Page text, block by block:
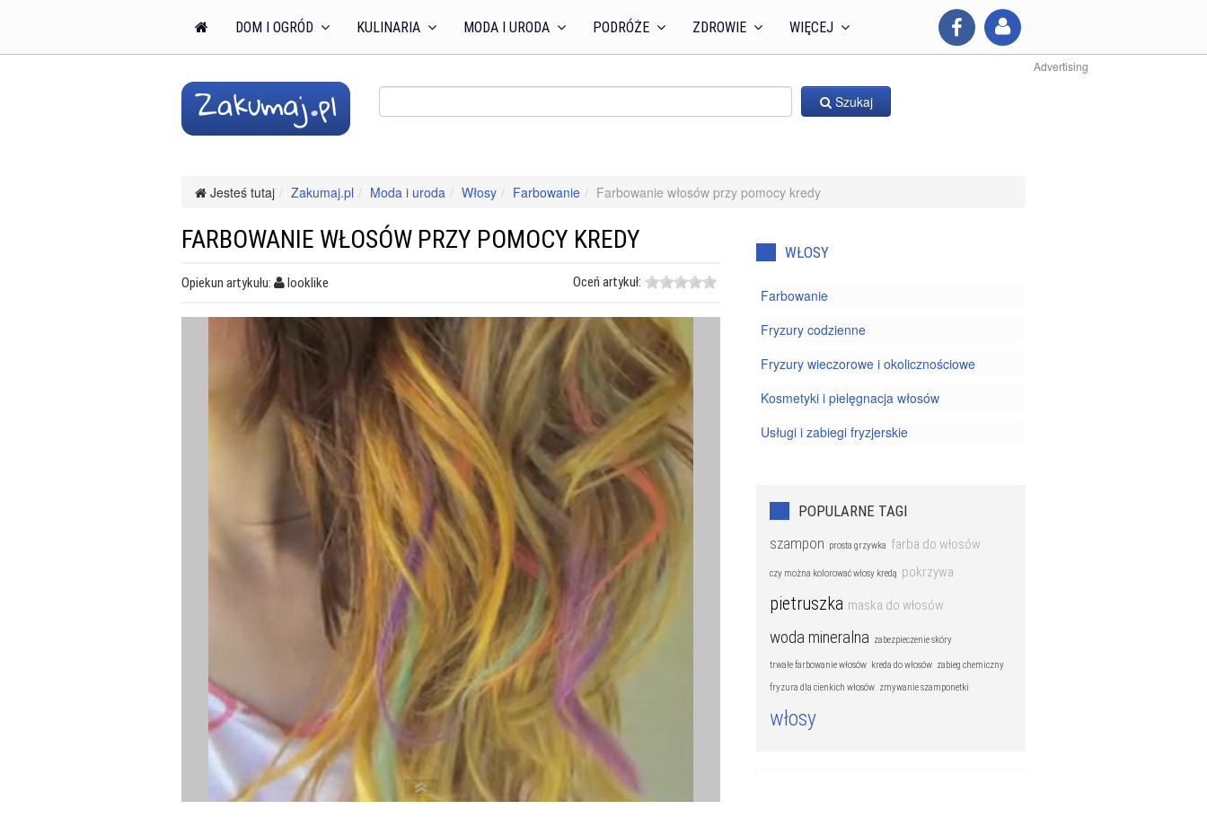
DOM I OGRÓD KULINARIA MODA I URODA PODRÓŻE ZDROWIE WIĘCEJ
Advertising
Szukaj
Jesteś tutaj Zakumaj.pl Moda i uroda Włosy Farbowanie Farbowanie włosów przy pomocy kredy
FARBOWANIE WŁOSÓW PRZY POMOCY KREDY
Opiekun artykułu: looklike Oceń artykuł:
WŁOSY
Farbowanie
Fryzury codzienne
Fryzury wieczorowe i okolicznościowe
Kosmetyki i pielęgnacja włosów
Usługi i zabiegi fryzjerskie
POPULARNE TAGI
szampon prosta grzywka farba do włosów
czy można kolorować włosy kredą pokrzywa
pietruszka maska do włosów
woda mineralna zabezpieczenie skóry
trwałe farbowanie włosów kreda do włosów zabieg chemiczny
fryzura dla cienkich włosów zmywanie szamponetki
włosy